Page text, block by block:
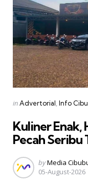
Categories
Posted
inAdvertorial Info
Kuliner Enak,
Pecah Seribu
Posted
by
byMedia
05-August-2026